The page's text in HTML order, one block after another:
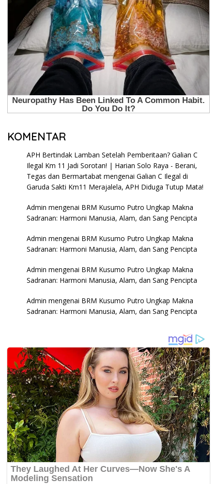
KOMENTAR
APH Bertindak Lamban Setelah Pemberitaan? Galian C
Ilegal Km 11 Jadi Sorotan! | Harian Solo Raya - Berani,
Tegas dan Bermartabat mengenai Galian C Ilegal di
Garuda Sakti Km11 Merajalela, APH Diduga Tutup Mata!
Admin mengenai BRM Kusumo Putro Ungkap Makna
Sadranan: Harmoni Manusia, Alam, dan Sang Pencipta
Admin mengenai BRM Kusumo Putro Ungkap Makna
Sadranan: Harmoni Manusia, Alam, dan Sang Pencipta
Admin mengenai BRM Kusumo Putro Ungkap Makna
Sadranan: Harmoni Manusia, Alam, dan Sang Pencipta
Admin mengenai BRM Kusumo Putro Ungkap Makna
Sadranan: Harmoni Manusia, Alam, dan Sang Pencipta